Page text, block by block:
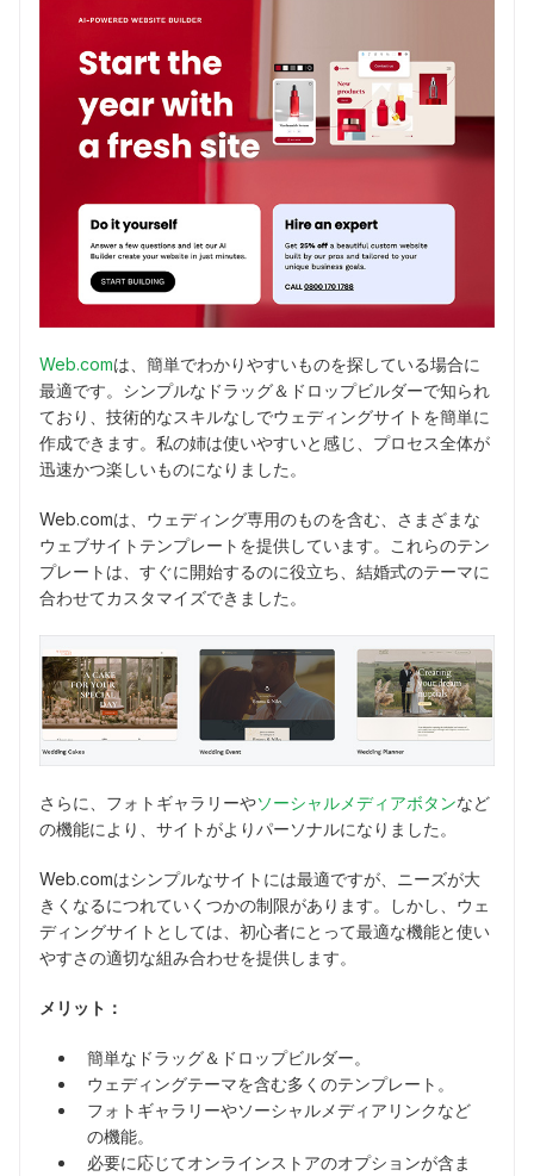
Web.comは、簡単でわかりやすいものを探している場合に
最適です。シンプルなドラッグ＆ドロップビルダーで知られ
ており、技術的なスキルなしでウェディングサイトを簡単に
作成できます。私の姉は使いやすいと感じ、プロセス全体が
迅速かつ楽しいものになりました。
Web.comは、ウェディング専用のものを含む、さまざまな
ウェブサイトテンプレートを提供しています。これらのテン
プレートは、すぐに開始するのに役立ち、結婚式のテーマに
合わせてカスタマイズできました。
さらに、フォトギャラリーやソーシャルメディアボタンなど
の機能により、サイトがよりパーソナルになりました。
Web.comはシンプルなサイトには最適ですが、ニーズが大
きくなるにつれていくつかの制限があります。しかし、ウェ
ディングサイトとしては、初心者にとって最適な機能と使い
やすさの適切な組み合わせを提供します。
メリット：
簡単なドラッグ＆ドロップビルダー。
ウェディングテーマを含む多くのテンプレート。
フォトギャラリーやソーシャルメディアリンクなど
の機能。
必要に応じてオンラインストアのオプションが含ま